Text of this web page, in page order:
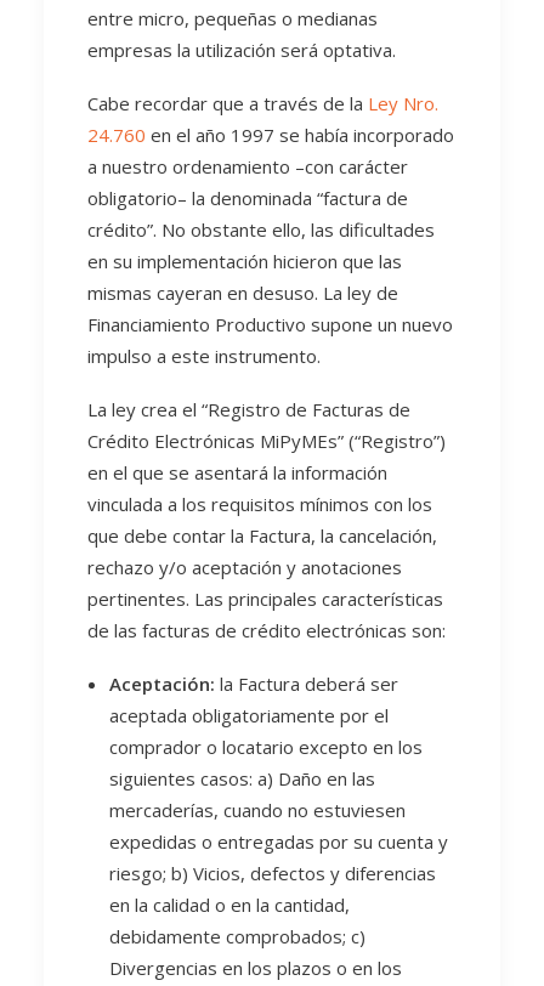
entre micro, pequeñas o medianas
empresas la utilización será optativa.
Cabe recordar que a través de la Ley Nro.
24.760 en el año 1997 se había incorporado
a nuestro ordenamiento –con carácter
obligatorio– la denominada “factura de
crédito”. No obstante ello, las dificultades
en su implementación hicieron que las
mismas cayeran en desuso. La ley de
Financiamiento Productivo supone un nuevo
impulso a este instrumento.
La ley crea el “Registro de Facturas de
Crédito Electrónicas MiPyMEs” (“Registro”)
en el que se asentará la información
vinculada a los requisitos mínimos con los
que debe contar la Factura, la cancelación,
rechazo y/o aceptación y anotaciones
pertinentes. Las principales características
de las facturas de crédito electrónicas son:
Aceptación: la Factura deberá ser
aceptada obligatoriamente por el
comprador o locatario excepto en los
siguientes casos: a) Daño en las
mercaderías, cuando no estuviesen
expedidas o entregadas por su cuenta y
riesgo; b) Vicios, defectos y diferencias
en la calidad o en la cantidad,
debidamente comprobados; c)
Divergencias en los plazos o en los